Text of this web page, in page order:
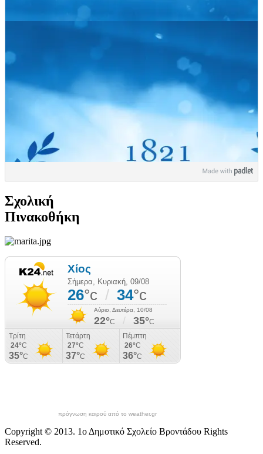
Σχολική
Πινακοθήκη
πρόγνωση καιρού από το weather.gr
Copyright © 2013. 1ο Δημοτικό Σχολείο Βροντάδου Rights
Reserved.